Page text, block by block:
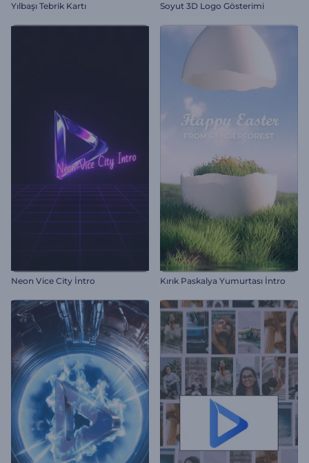
Yılbaşı Tebrik Kartı Soyut 3D Logo Gösterimi
Neon Vice City İntro Kırık Paskalya Yumurtası İntro